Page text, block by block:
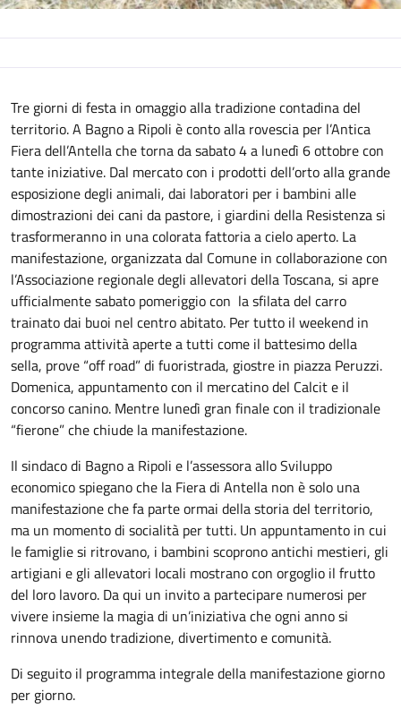
Descrizione
Tre giorni di festa in omaggio alla tradizione contadina del
territorio. A Bagno a Ripoli è conto alla rovescia per l’Antica
Fiera dell’Antella che torna da sabato 4 a lunedì 6 ottobre con
tante iniziative. Dal mercato con i prodotti dell’orto alla grande
esposizione degli animali, dai laboratori per i bambini alle
dimostrazioni dei cani da pastore, i giardini della Resistenza si
trasformeranno in una colorata fattoria a cielo aperto. La
manifestazione, organizzata dal Comune in collaborazione con
l’Associazione regionale degli allevatori della Toscana, si apre
ufficialmente sabato pomeriggio con la sfilata del carro
trainato dai buoi nel centro abitato. Per tutto il weekend in
programma attività aperte a tutti come il battesimo della
sella, prove “off road” di fuoristrada, giostre in piazza Peruzzi.
Domenica, appuntamento con il mercatino del Calcit e il
concorso canino. Mentre lunedì gran finale con il tradizionale
“fierone” che chiude la manifestazione.
Il sindaco di Bagno a Ripoli e l’assessora allo Sviluppo
economico spiegano che la Fiera di Antella non è solo una
manifestazione che fa parte ormai della storia del territorio,
ma un momento di socialità per tutti. Un appuntamento in cui
le famiglie si ritrovano, i bambini scoprono antichi mestieri, gli
artigiani e gli allevatori locali mostrano con orgoglio il frutto
del loro lavoro. Da qui un invito a partecipare numerosi per
vivere insieme la magia di un’iniziativa che ogni anno si
rinnova unendo tradizione, divertimento e comunità.
Di seguito il programma integrale della manifestazione giorno
per giorno.